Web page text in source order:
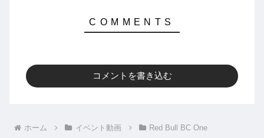
コメントを書き込む
ホーム イベント動画 Red Bull BC One